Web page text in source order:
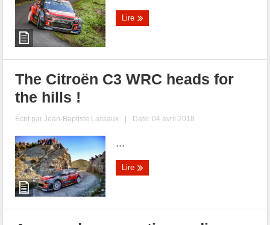
Lire
The Citroën C3 WRC heads for
the hills !
Écrit parJean-Baptiste Lassaux | Date: 04 avril 2018
...
Lire